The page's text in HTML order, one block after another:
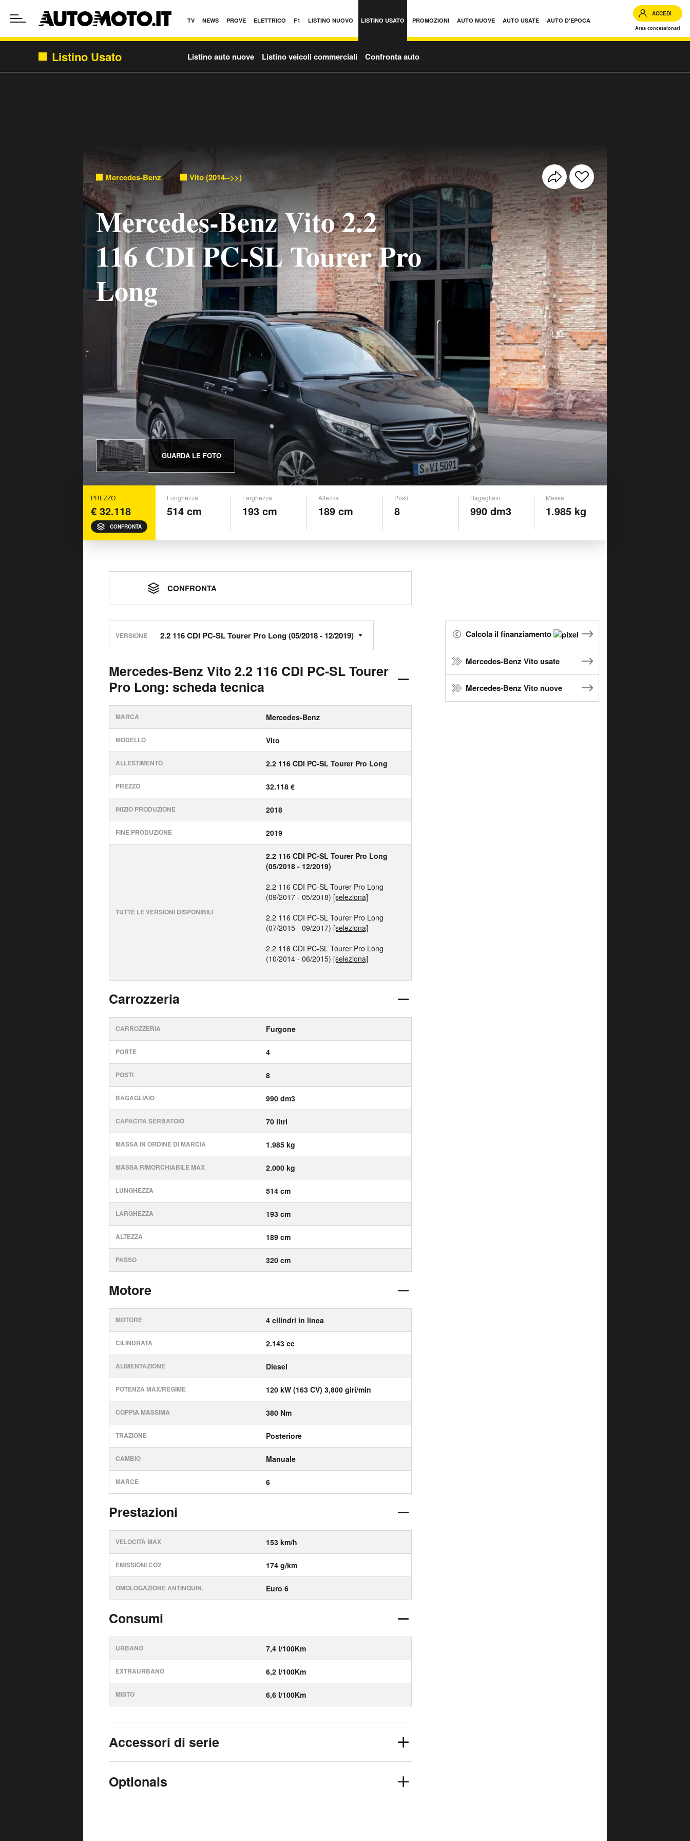
TV NEWS PROVE ELETTRICO F1 LISTINO NUOVO LISTINO USATO PROMOZIONI AUTO NUOVE AUTO USATE AUTO D'EPOCA
ACCEDI
Area concessionari
Listino Usato Listino auto nuove Listino veicoli commerciali Confronta auto
Mercedes-Benz Vito (2014-->>)
Mercedes-Benz Vito 2.2
116 CDI PC-SL Tourer Pro
Long
GUARDA LE FOTO
PREZZO
€ 32.118
CONFRONTA
Lunghezza
514 cm
Larghezza
193 cm
Altezza
189 cm
Posti
8
Bagagliaio
990 dm3
Massa
1.985 kg
CONFRONTA
VERSIONE
Mercedes-Benz Vito 2.2 116 CDI PC-SL Tourer
Pro Long: scheda tecnica
MARCA Mercedes-Benz
MODELLO Vito
ALLESTIMENTO 2.2 116 CDI PC-SL Tourer Pro Long
PREZZO 32.118 €
INIZIO PRODUZIONE 2018
FINE PRODUZIONE 2019
TUTTE LE VERSIONI DISPONIBILI
2.2 116 CDI PC-SL Tourer Pro Long
(05/2018 - 12/2019)
2.2 116 CDI PC-SL Tourer Pro Long
(09/2017 - 05/2018) [seleziona]
2.2 116 CDI PC-SL Tourer Pro Long
(07/2015 - 09/2017) [seleziona]
2.2 116 CDI PC-SL Tourer Pro Long
(10/2014 - 06/2015) [seleziona]
Carrozzeria
CARROZZERIA Furgone
PORTE 4
POSTI 8
BAGAGLIAIO 990 dm3
CAPACITÀ SERBATOIO 70 litri
MASSA IN ORDINE DI MARCIA 1.985 kg
MASSA RIMORCHIABILE MAX 2.000 kg
LUNGHEZZA 514 cm
LARGHEZZA 193 cm
ALTEZZA 189 cm
PASSO 320 cm
Motore
MOTORE 4 cilindri in linea
CILINDRATA 2.143 cc
ALIMENTAZIONE Diesel
POTENZA MAX/REGIME 120 kW (163 CV) 3,800 giri/min
COPPIA MASSIMA 380 Nm
TRAZIONE Posteriore
CAMBIO Manuale
MARCE 6
Prestazioni
VELOCITÀ MAX 153 km/h
EMISSIONI CO2 174 g/km
OMOLOGAZIONE ANTINQUIN. Euro 6
Consumi
URBANO 7,4 l/100Km
EXTRAURBANO 6,2 l/100Km
MISTO 6,6 l/100Km
Accessori di serie
Optionals
Calcola il finanziamento
Mercedes-Benz Vito usate
Mercedes-Benz Vito nuove